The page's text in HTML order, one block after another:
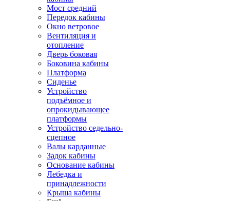
Мост средний
Передок кабины
Окно ветровое
Вентиляция и
отопление
Дверь боковая
Боковина кабины
Платформа
Сиденье
Устройство
подъёмное и
опрокидывающее
платформы
Устройство седельно-
сцепное
Валы карданные
Задок кабины
Основание кабины
Лебедка и
принадлежности
Крыша кабины